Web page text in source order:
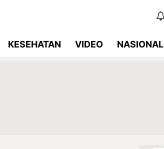
KESEHATAN VIDEO NASIONAL